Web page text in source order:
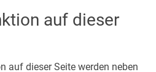
auf dieser
auf dieser Seite werden neben